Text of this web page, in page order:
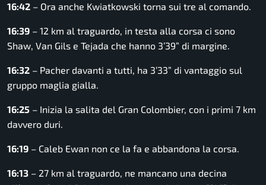
16:42 – Ora anche Kwiatkowski torna sui tre al comando.
16:39 – 12 km al traguardo, in testa alla corsa ci sono
Shaw, Van Gils e Tejada che hanno 3’39” di margine.
16:32 – Pacher davanti a tutti, ha 3’33” di vantaggio sul
gruppo maglia gialla.
16:25 – Inizia la salita del Gran Colombier, con i primi 7 km
davvero duri.
16:19 – Caleb Ewan non ce la fa e abbandona la corsa.
16:13 – 27 km al traguardo, ne mancano una decina